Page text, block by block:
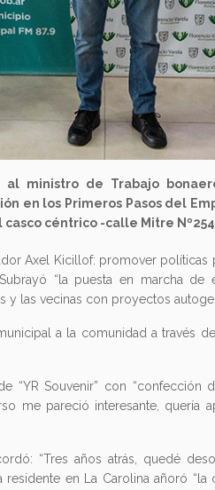
ministro de Trabajo
en los Primeros Pasos del
céntrico -calle Mitre
Axel Kicillof: promover políticas
“la puesta en marcha de
las vecinas con proyectos
a la comunidad a través
“YR Souvenir” con “confección
me pareció interesante, quería
“Tres años atrás, quedé
en La Carolina añoró